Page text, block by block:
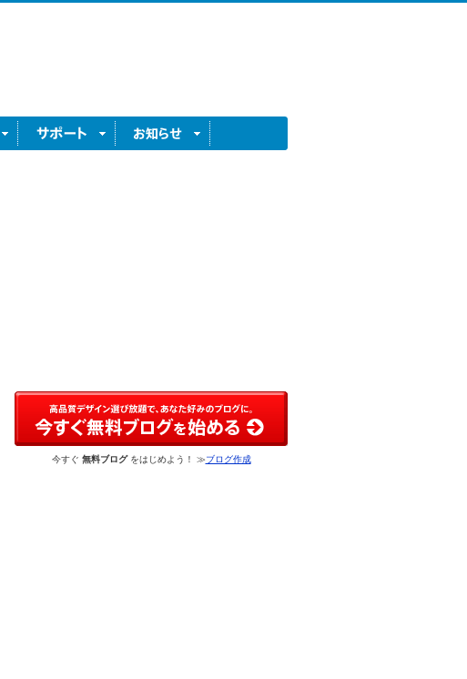
今すぐ 無料ブログをはじめよう！ ≫ブログ作成